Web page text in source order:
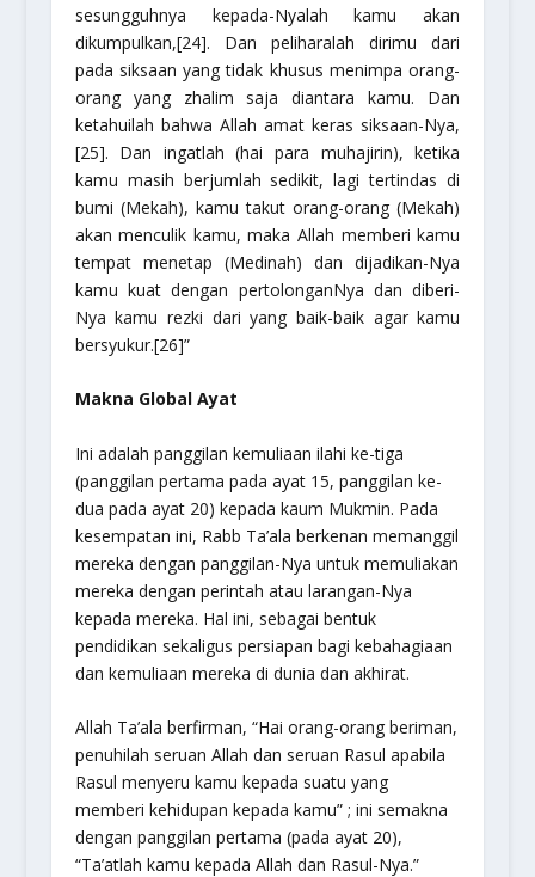
sesungguhnya kepada-Nyalah kamu akan
dikumpulkan,[24]. Dan peliharalah dirimu dari
pada siksaan yang tidak khusus menimpa orang-
orang yang zhalim saja diantara kamu. Dan
ketahuilah bahwa Allah amat keras siksaan-Nya,
[25]. Dan ingatlah (hai para muhajirin), ketika
kamu masih berjumlah sedikit, lagi tertindas di
bumi (Mekah), kamu takut orang-orang (Mekah)
akan menculik kamu, maka Allah memberi kamu
tempat menetap (Medinah) dan dijadikan-Nya
kamu kuat dengan pertolonganNya dan diberi-
Nya kamu rezki dari yang baik-baik agar kamu
bersyukur.[26]”
Makna Global Ayat
Ini adalah panggilan kemuliaan ilahi ke-tiga
(panggilan pertama pada ayat 15, panggilan ke-
dua pada ayat 20) kepada kaum Mukmin. Pada
kesempatan ini, Rabb Ta’ala berkenan memanggil
mereka dengan panggilan-Nya untuk memuliakan
mereka dengan perintah atau larangan-Nya
kepada mereka. Hal ini, sebagai bentuk
pendidikan sekaligus persiapan bagi kebahagiaan
dan kemuliaan mereka di dunia dan akhirat.
Allah Ta’ala berfirman, “Hai orang-orang beriman,
penuhilah seruan Allah dan seruan Rasul apabila
Rasul menyeru kamu kepada suatu yang
memberi kehidupan kepada kamu” ; ini semakna
dengan panggilan pertama (pada ayat 20),
“Ta’atlah kamu kepada Allah dan Rasul-Nya.”